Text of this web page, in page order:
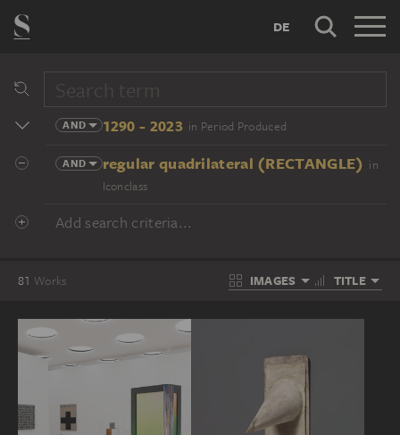
DE
AND 1290 - 2023 in Period Produced
AND regular quadrilateral (RECTANGLE) in
Iconclass
Add search criteria...
81 Works IMAGES TITLE